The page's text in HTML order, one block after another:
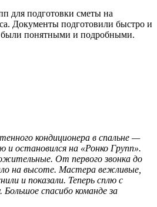
для подготовки сметы на
Документы подготовили быстро и
были понятными и подробными.
кондиционера в спальне —
и остановился на «Ронко Групп».
От первого звонка до
на высоте. Мастера вежливые,
и показали. Теперь сплю с
спасибо команде за